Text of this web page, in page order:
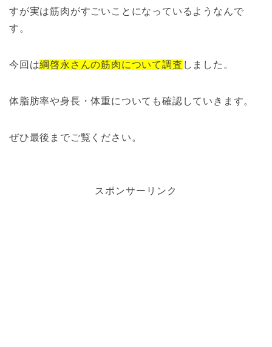
すが実は筋肉がすごいことになっているようなんで
す。
今回は綱啓永さんの筋肉について調査 しました。
体脂肪率や身長・体重についても確認していきます。
ぜひ最後までご覧ください。
スポンサーリンク